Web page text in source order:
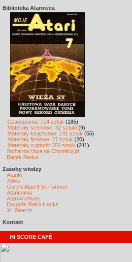
Biblioteka Atarowca
Czasopisma: 714 sztuk (185)
Materiały scenowe: 32 sztuki (9)
Materiały książkowe: 141 sztuk (55)
Materiały firmowe: 27 sztuk (20)
Materiały o grach: 351 sztuk (211)
Spiżarnia Voya na Chomikuj.pl
Bajtek Redux
Zasoby wiedzy
Atariki
XWiki
Gury's Atari 8-bit Forever
Atarimania
Atari Archives
Drygol's Retro Hacks
XL Search
Kontakt
HI SCORE CAFÉ